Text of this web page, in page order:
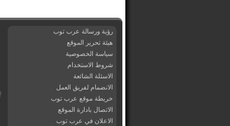
رؤية ورسالة عرب توب
هيئة تحرير الموقع
سياسة الخصوصية
شروط الاستخدام
الاسئلة الشائعة
الانضمام لفريق العمل
خريطة موقع عرب توب
الاتصال بادارة الموقع
الاعلان في عرب توب